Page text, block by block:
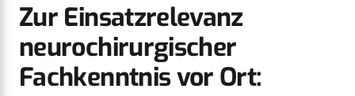
Zur Einsatzrelevanz
neurochirurgischer
Fachkenntnis vor Ort: